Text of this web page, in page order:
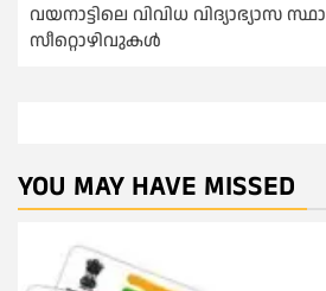
വയനാട്ടിലെ വിവിധ വിദ്യാഭ്യാസ
സീറ്റൊഴിവുകൾ
YOU MAY HAVE MISSED